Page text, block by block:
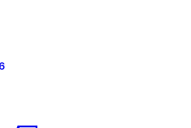
Dommage